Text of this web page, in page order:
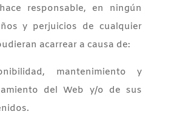
responsable, en ningún
y perjuicios de cualquier
acarrear a causa de:
mantenimiento y
del Web y/o de sus